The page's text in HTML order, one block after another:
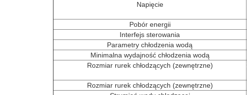
Napięcie
Pobór energii
Interfejs sterowania
Parametry chłodzenia wodą
Minimalna wydajność chłodzenia wodą
Rozmiar rurek chłodzących (zewnętrzne)
Rozmiar rurek chłodzących (zewnętrzne)